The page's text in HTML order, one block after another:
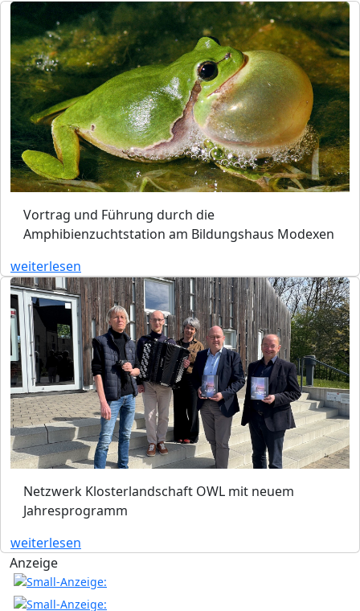
Vortrag und Führung durch die
Amphibienzuchtstation am Bildungshaus Modexen
weiterlesen
Netzwerk Klosterlandschaft OWL mit neuem
Jahresprogramm
weiterlesen
Anzeige